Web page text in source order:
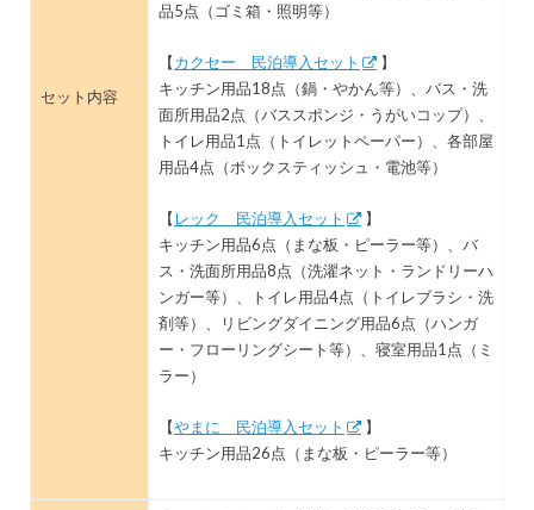
セット内容
品5点（ゴミ箱・照明等）
【カクセー 民泊導入セット
】
キッチン用品18点（鍋・やかん等）、バス・洗
面所用品2点（バススポンジ・うがいコップ）、
トイレ用品1点（トイレットペーパー）、各部屋
用品4点（ボックスティッシュ・電池等）
【 レック 民泊導入セット
】
キッチン用品6点（まな板・ピーラー等）、バ
ス・洗面所用品8点（洗濯ネット・ランドリーハ
ンガー等）、トイレ用品4点（トイレブラシ・洗
剤等）、リビングダイニング用品6点（ハンガ
ー・フローリングシート等）、寝室用品1点（ミ
ラー）
【やまに 民泊導入セット
】
キッチン用品26点（まな板・ピーラー等）